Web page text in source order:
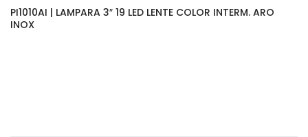
PI1010AI | LAMPARA 3″ 19 LED LENTE COLOR INTERM. ARO
INOX